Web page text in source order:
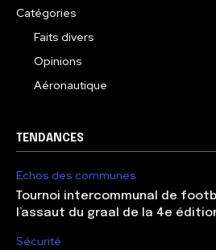
Catégories
Faits divers
Opinions
Aéronautique
TENDANCES
Echos des communes
Tournoi intercommunal de
l’assaut du graal de la 4e
Sécurité